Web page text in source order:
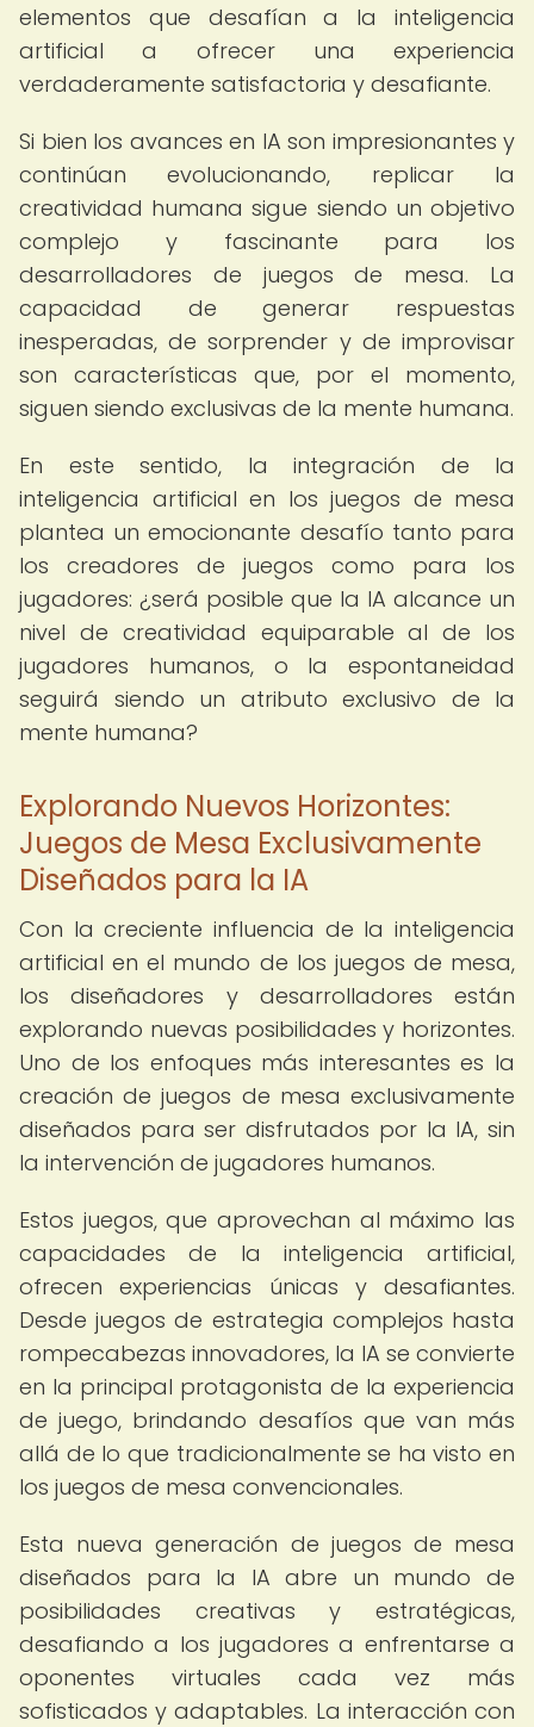
elementos que desafían a la inteligencia
artificial a ofrecer una experiencia
verdaderamente satisfactoria y desafiante.
Si bien los avances en IA son impresionantes y
continúan evolucionando, replicar la
creatividad humana sigue siendo un objetivo
complejo y fascinante para los
desarrolladores de juegos de mesa. La
capacidad de generar respuestas
inesperadas, de sorprender y de improvisar
son características que, por el momento,
siguen siendo exclusivas de la mente humana.
En este sentido, la integración de la
inteligencia artificial en los juegos de mesa
plantea un emocionante desafío tanto para
los creadores de juegos como para los
jugadores: ¿será posible que la IA alcance un
nivel de creatividad equiparable al de los
jugadores humanos, o la espontaneidad
seguirá siendo un atributo exclusivo de la
mente humana?
Explorando Nuevos Horizontes:
Juegos de Mesa Exclusivamente
Diseñados para la IA
Con la creciente influencia de la inteligencia
artificial en el mundo de los juegos de mesa,
los diseñadores y desarrolladores están
explorando nuevas posibilidades y horizontes.
Uno de los enfoques más interesantes es la
creación de juegos de mesa exclusivamente
diseñados para ser disfrutados por la IA, sin
la intervención de jugadores humanos.
Estos juegos, que aprovechan al máximo las
capacidades de la inteligencia artificial,
ofrecen experiencias únicas y desafiantes.
Desde juegos de estrategia complejos hasta
rompecabezas innovadores, la IA se convierte
en la principal protagonista de la experiencia
de juego, brindando desafíos que van más
allá de lo que tradicionalmente se ha visto en
los juegos de mesa convencionales.
Esta nueva generación de juegos de mesa
diseñados para la IA abre un mundo de
posibilidades creativas y estratégicas,
desafiando a los jugadores a enfrentarse a
oponentes virtuales cada vez más
sofisticados y adaptables. La interacción con